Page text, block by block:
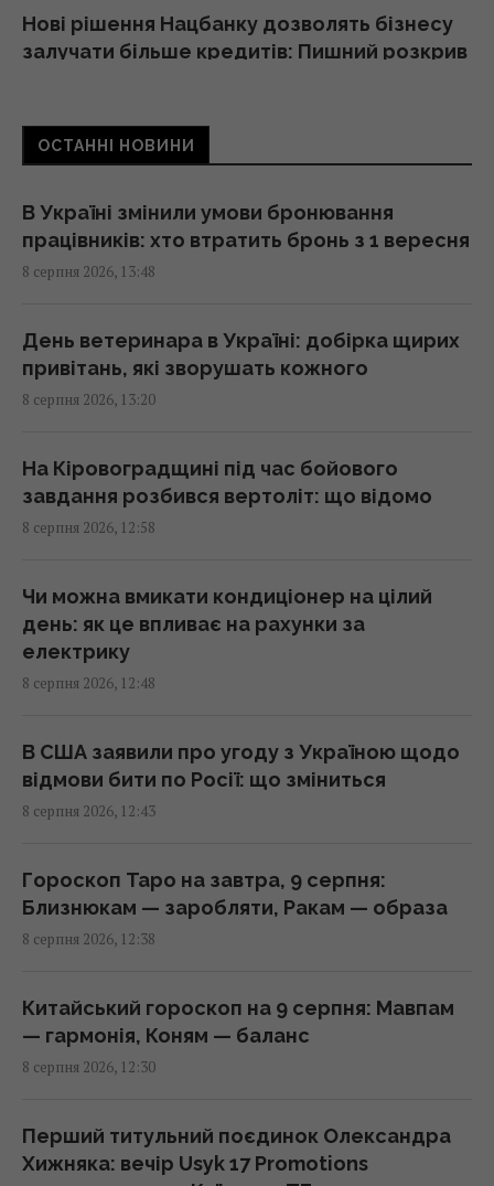
Нові рішення Нацбанку дозволять бізнесу
залучати більше кредитів: Пишний розкрив
поспішає вийти заміж
13:06 субота, 08 серпня 2026
господині розповіли, для чого це потрібно
13:00 субота, 08 серпня 2026
названо найпопулярнішого автовиробника
у світі
12:51 субота, 08 серпня 2026
Ви неправильно заряджаєте смартфон: 6
популярних міфів, які давно розвінчали
12:50 субота, 08 серпня 2026
сухофрукт, який може здивувати своєю
користю
12:42 субота, 08 серпня 2026
Ротару не змирилася з пенсією у 6 тисяч
гривень і пішла в суд
12:27 субота, 08 серпня 2026
У Кіровоградській області розбився
бойовий вертоліт: що відомо
12:17 субота, 08 серпня 2026
США раптово звільнили генерала, що
командував військами у Європі
ОСТАННІ НОВИНИ
В Україні змінили умови бронювання
працівників: хто втратить бронь з 1 вересня
8 серпня 2026, 13:48
День ветеринара в Україні: добірка щирих
привітань, які зворушать кожного
8 серпня 2026, 13:20
На Кіровоградщині під час бойового
завдання розбився вертоліт: що відомо
8 серпня 2026, 12:58
Чи можна вмикати кондиціонер на цілий
день: як це впливає на рахунки за
електрику
8 серпня 2026, 12:48
В США заявили про угоду з Україною щодо
відмови бити по Росії: що зміниться
8 серпня 2026, 12:43
Гороскоп Таро на завтра, 9 серпня:
Близнюкам — заробляти, Ракам — образа
8 серпня 2026, 12:38
Китайський гороскоп на 9 серпня: Мавпам
— гармонія, Коням — баланс
8 серпня 2026, 12:30
Перший титульний поєдинок Олександра
Хижняка: вечір Usyk 17 Promotions